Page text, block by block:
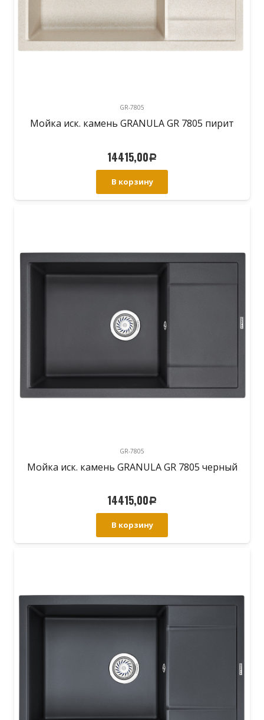
GR-7805
Мойка иск. камень GRANULA GR 7805 пирит
14415,00Р
В корзину
GR-7805
Мойка иск. камень GRANULA GR 7805 черный
14415,00Р
В корзину